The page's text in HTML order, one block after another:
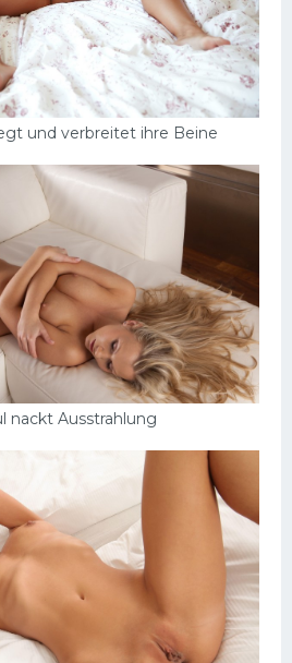
und verbreitet ihre Beine
nackt Ausstrahlung